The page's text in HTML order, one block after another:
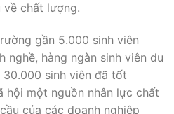
về chất lượng.
gần 5.000 sinh viên
nghề, hàng ngàn sinh viên du
sinh viên đã tốt
hội một nguồn nhân lực chất
của các doanh nghiệp